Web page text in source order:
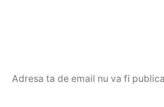
Adresa ta de email nu va fi